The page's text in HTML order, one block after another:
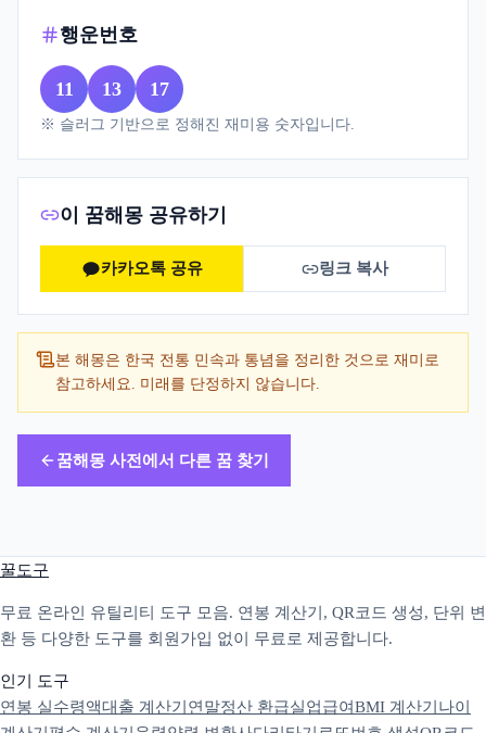
행운번호
11 13 17
※ 슬러그 기반으로 정해진 재미용 숫자입니다.
이 꿈해몽 공유하기
카카오톡 공유 링크 복사
본 해몽은 한국 전통 민속과 통념을 정리한 것으로 재미로
참고하세요. 미래를 단정하지 않습니다.
꿈해몽 사전에서 다른 꿈 찾기
꿀도구
무료 온라인 유틸리티 도구 모음. 연봉 계산기, QR코드 생성, 단위 변
환 등 다양한 도구를 회원가입 없이 무료로 제공합니다.
인기 도구
연봉 실수령액대출 계산기 연말정산 환급실업급여BMI 계산기 나이